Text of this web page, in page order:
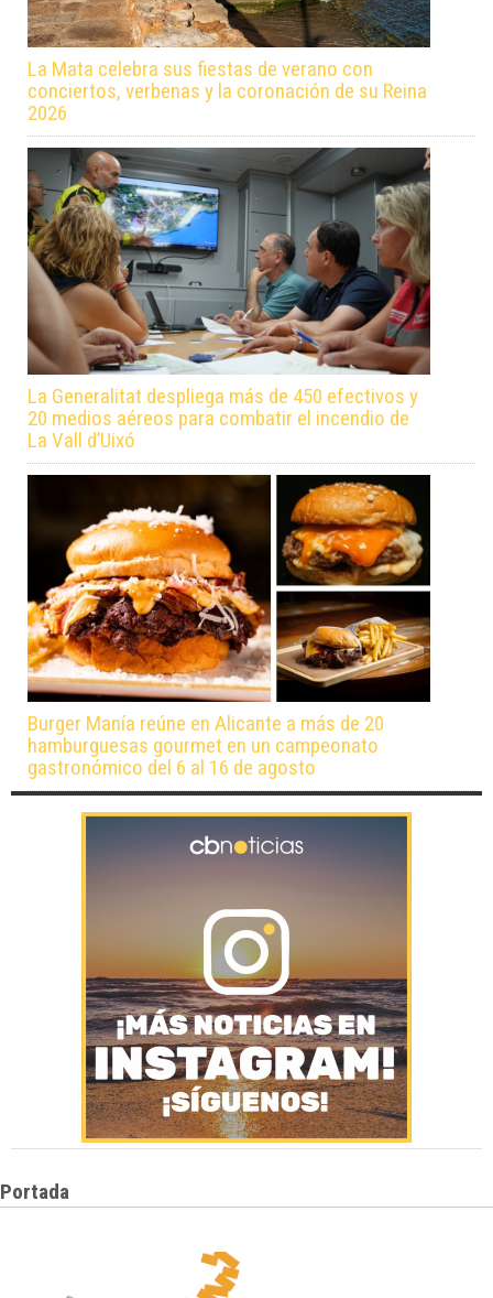
La Mata celebra sus fiestas de verano con
conciertos, verbenas y la coronación de su Reina
2026
La Generalitat despliega más de 450 efectivos y
20 medios aéreos para combatir el incendio de
La Vall d’Uixó
Burger Manía reúne en Alicante a más de 20
hamburguesas gourmet en un campeonato
gastronómico del 6 al 16 de agosto
Portada